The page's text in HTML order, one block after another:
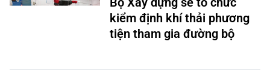
kiểm định khí thải phương
tiện tham gia đường bộ